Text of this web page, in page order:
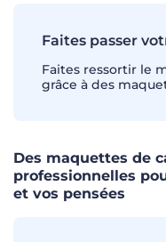
Faites passer
Faites ressortir le
grâce à des
Des maquettes de
professionnelles
et vos pensées